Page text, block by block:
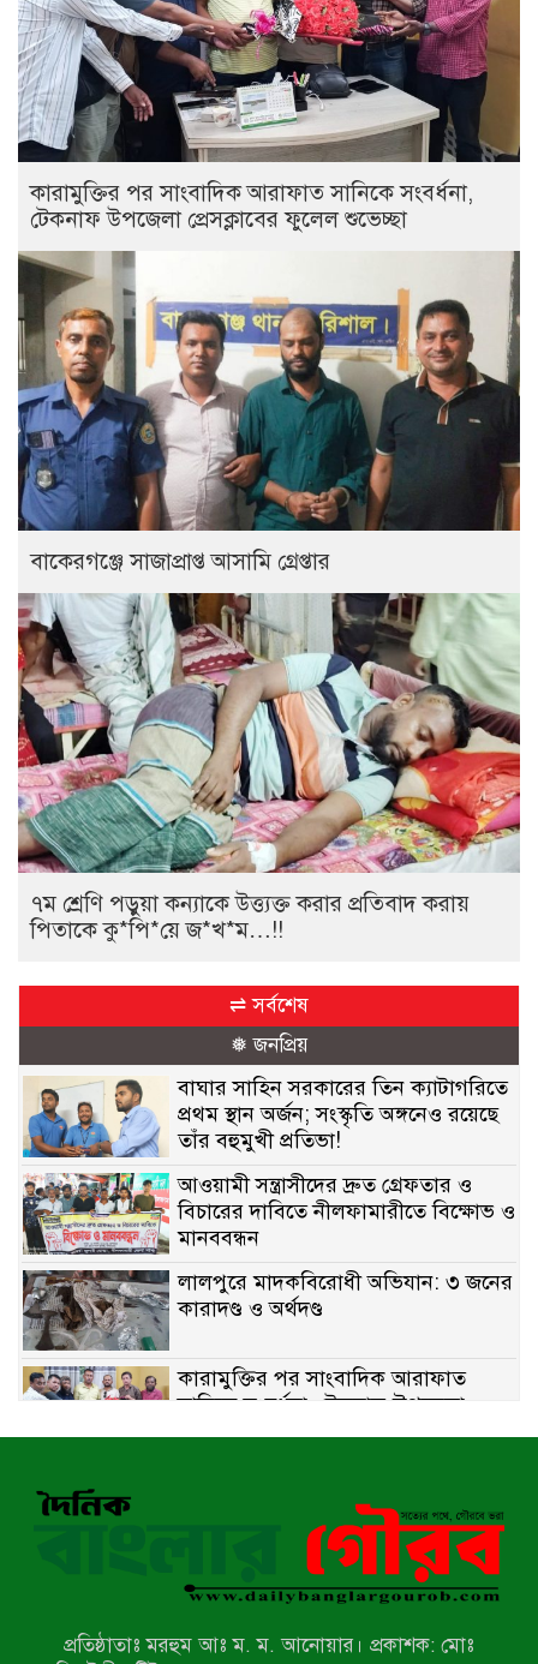
কারামুক্তির পর সাংবাদিক আরাফাত সানিকে সংবর্ধনা,
টেকনাফ উপজেলা প্রেসক্লাবের ফুলেল শুভেচ্ছা
বাকেরগঞ্জে সাজাপ্রাপ্ত আসামি গ্রেপ্তার
৭ম শ্রেণি পড়ুয়া কন্যাকে উত্ত্যক্ত করার প্রতিবাদ করায়
পিতাকে কু*পি*য়ে জ*খ*ম…!!
⇌ সর্বশেষ
❅ জনপ্রিয়
বাঘার সাহিন সরকারের তিন ক্যাটাগরিতে
প্রথম স্থান অর্জন; সংস্কৃতি অঙ্গনেও রয়েছে
তাঁর বহুমুখী প্রতিভা!
আওয়ামী সন্ত্রাসীদের দ্রুত গ্রেফতার ও
বিচারের দাবিতে নীলফামারীতে বিক্ষোভ ও
মানববন্ধন
লালপুরে মাদকবিরোধী অভিযান: ৩ জনের
কারাদণ্ড ও অর্থদণ্ড
কারামুক্তির পর সাংবাদিক আরাফাত
সানিকে সংবর্ধনা, টেকনাফ উপজেলা
প্রেসক্লাবের ফুলেল শুভেচ্ছা
মিয়ানমারের সীমান্তে স্থলমাইন বিস্ফোরণ:
উখিয়ার এক যুবকের পা বিচ্ছিন্ন
প্রতিষ্ঠাতাঃ মরহুম আঃ ম. ম. আনোয়ার। প্রকাশক: মোঃ